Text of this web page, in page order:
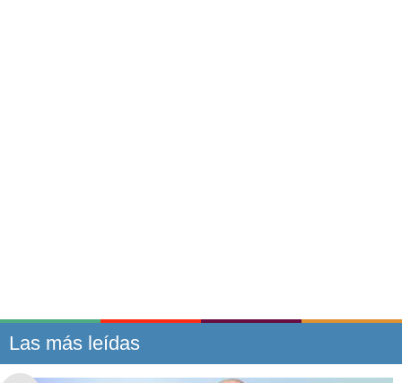
Las más leídas